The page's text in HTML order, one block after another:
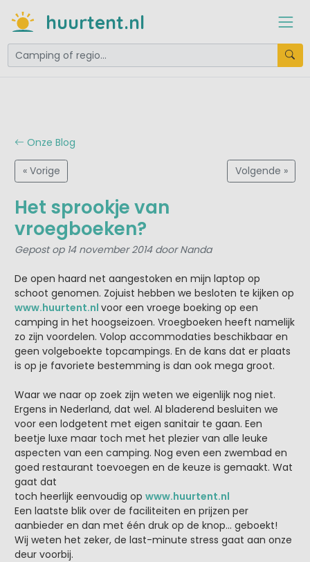
huurtent.nl
Onze Blog
« Vorige Volgende »
Het sprookje van
vroegboeken?
Gepost op 14 november 2014 door Nanda
De open haard net aangestoken en mijn laptop op
schoot genomen. Zojuist hebben we besloten te kijken op
www.huurtent.nl voor een vroege boeking op een
camping in het hoogseizoen. Vroegboeken heeft namelijk
zo zijn voordelen. Volop accommodaties beschikbaar en
geen volgeboekte topcampings. En de kans dat er plaats
is op je favoriete bestemming is dan ook mega groot.
Waar we naar op zoek zijn weten we eigenlijk nog niet.
Ergens in Nederland, dat wel. Al bladerend besluiten we
voor een lodgetent met eigen sanitair te gaan. Een
beetje luxe maar toch met het plezier van alle leuke
aspecten van een camping. Nog even een zwembad en
goed restaurant toevoegen en de keuze is gemaakt. Wat
gaat dat
toch heerlijk eenvoudig op www.huurtent.nl
Een laatste blik over de faciliteiten en prijzen per
aanbieder en dan met één druk op de knop… geboekt!
Wij weten het zeker, de last-minute stress gaat aan onze
deur voorbij.